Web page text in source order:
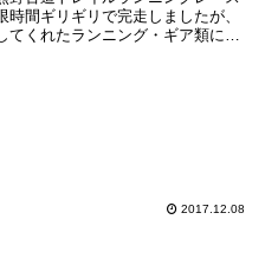
時間ギリギリで完走しましたが、
てくれたランニング・ギア類につ
2017.12.08